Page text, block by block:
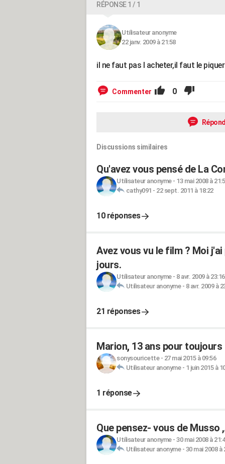
RÉPONSE 1 / 1
Utilisateur anonyme
22 janv. 2009 à 21:58
il ne faut pas l acheter,il faut le
Commenter 0
Discussions similaires
Qu'avez vous pensé de La
Utilisateur anonyme- 13 mai 2008 à
cathy091 - 22 sept. 2011 à 18:22
10 réponses
Avez vous vu le film ? Moi
jours.
Utilisateur anonyme- 8 avr. 2009 à 23:16
Utilisateur anonyme- 8 avr. 2009 à
21 réponses
Marion, 13 ans pour toujours
sonysouricette- 27 mai 2015 à 09:56
Utilisateur anonyme- 1 juin 2015 à
1 réponse
Que pensez- vous de Musso
Utilisateur anonyme- 30 mai 2008 à
Utilisateur anonyme- 30 mai 2008 à